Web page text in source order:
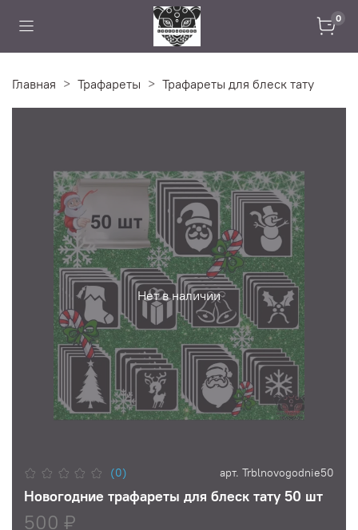
0
Главная Трафареты Трафареты для блеск тату
Нет в наличии
(0) арт. Trblnovogodnie50
Новогодние трафареты для блеск тату 50 шт
500 ₽